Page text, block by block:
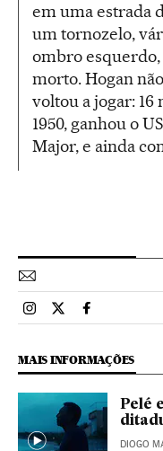
em uma estrada
um tornozelo,
ombro
morto. Hogan
voltou a jogar: 16
1950, ganhou o
Major, e ainda
Esportes El País
Esportes El País
Esportes El
MAIS INFORMAÇÕES
Pelé
DIOGO